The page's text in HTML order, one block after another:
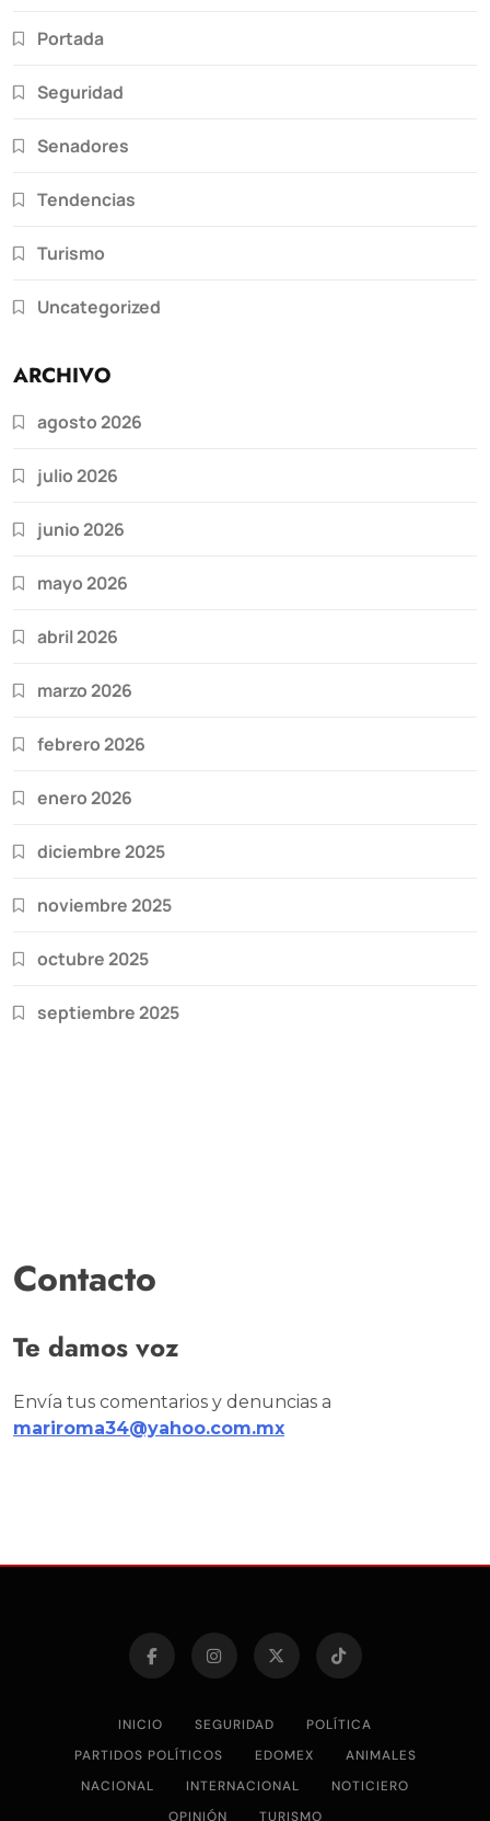
Portada
Seguridad
Senadores
Tendencias
Turismo
Uncategorized
ARCHIVO
agosto 2026
julio 2026
junio 2026
mayo 2026
abril 2026
marzo 2026
febrero 2026
enero 2026
diciembre 2025
noviembre 2025
octubre 2025
septiembre 2025
Contacto
Te damos voz
Envía tus comentarios y denuncias a
mariroma34@yahoo.com.mx
INICIO SEGURIDAD
POLÍTICA
PARTIDOS POLÍTICOS
EDOMEX
ANIMALES
NACIONAL
INTERNACIONAL
NOTICIERO
OPINIÓN
TURISMO